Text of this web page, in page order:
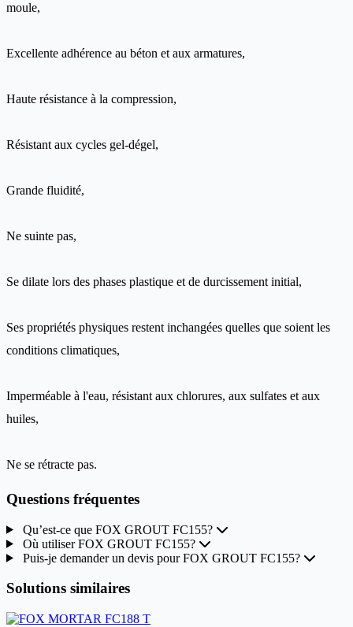
moule,
Excellente adhérence au béton et aux armatures,
Haute résistance à la compression,
Résistant aux cycles gel-dégel,
Grande fluidité,
Ne suinte pas,
Se dilate lors des phases plastique et de durcissement initial,
Ses propriétés physiques restent inchangées quelles que soient les
conditions climatiques,
Imperméable à l'eau, résistant aux chlorures, aux sulfates et aux
huiles,
Ne se rétracte pas.
Questions fréquentes
Qu’est-ce que FOX GROUT FC155?
Où utiliser FOX GROUT FC155?
Puis-je demander un devis pour FOX GROUT FC155?
Solutions similaires